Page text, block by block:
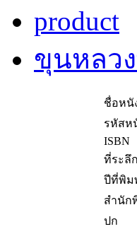
product
ขุนหลว
ชื่อหนั
รหัสห
ISBN
ที่ระลึ
ปีที่พิม
สำนัก
ปก